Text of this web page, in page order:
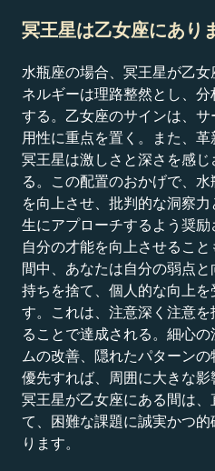
冥王星は乙女座にあり
水瓶座の場合、冥王星が乙女
ネルギーは理路整然とし、分
する。乙女座のサインは、サ
用性に重点を置く。また、革
冥王星は激しさと深さを感じ
る。この配置のおかげで、水
を向上させ、批判的な洞察力
生にアプローチするよう奨励
自分の才能を向上させること
間中、あなたは自分の弱点と
持ちを捨て、個人的な向上を
す。これは、注意深く注意を
ることで達成される。細心の
ムの改善、隠れたパターンの
優先すれば、周囲に大きな影
冥王星が乙女座にある間は、
て、困難な課題に誠実かつ的
ります。